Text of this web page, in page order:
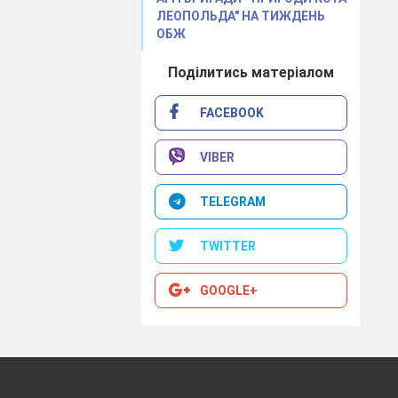
ЛЕОПОЛЬДА" НА ТИЖДЕНЬ
ОБЖ
Поділитись матеріалом
FACEBOOK
VIBER
TELEGRAM
TWITTER
GOOGLE+